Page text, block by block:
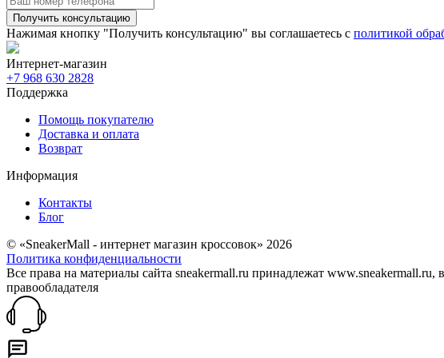
Получить консультацию
Нажимая кнопку "Получить консультацию" вы соглашаетесь с политикой
Интернет-магазин
+7 968 630 2828
Поддержка
Помощь покупателю
Доставка и оплата
Возврат
Информация
Контакты
Блог
© «SneakerMall - интернет магазин кроссовок» 2026
Политика конфиденциальности
Все права на материалы сайта sneakermall.ru принадлежат
правообладателя